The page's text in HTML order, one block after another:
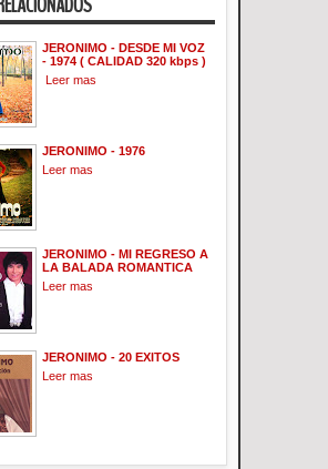
JERONIMO - DESDE MI VOZ
- 1974 ( CALIDAD 320 kbps )
Leer mas
JERONIMO - 1976
Leer mas
JERONIMO - MI REGRESO A
LA BALADA ROMANTICA
Leer mas
JERONIMO - 20 EXITOS
Leer mas